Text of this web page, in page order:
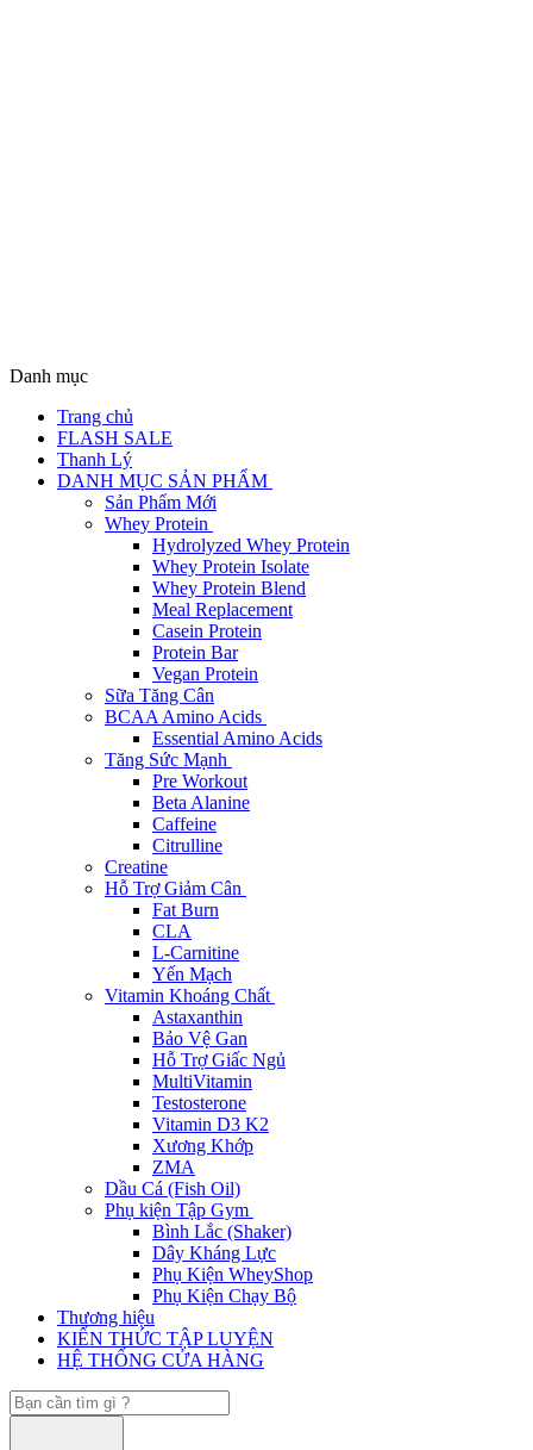
Danh mục
Trang chủ
FLASH SALE
Thanh Lý
DANH MỤC SẢN PHẨM
Sản Phẩm Mới
Whey Protein
Hydrolyzed Whey Protein
Whey Protein Isolate
Whey Protein Blend
Meal Replacement
Casein Protein
Protein Bar
Vegan Protein
Sữa Tăng Cân
BCAA Amino Acids
Essential Amino Acids
Tăng Sức Mạnh
Pre Workout
Beta Alanine
Caffeine
Citrulline
Creatine
Hỗ Trợ Giảm Cân
Fat Burn
CLA
L-Carnitine
Yến Mạch
Vitamin Khoáng Chất
Astaxanthin
Bảo Vệ Gan
Hỗ Trợ Giấc Ngủ
MultiVitamin
Testosterone
Vitamin D3 K2
Xương Khớp
ZMA
Dầu Cá (Fish Oil)
Phụ kiện Tập Gym
Bình Lắc (Shaker)
Dây Kháng Lực
Phụ Kiện WheyShop
Phụ Kiện Chạy Bộ
Thương hiệu
KIẾN THỨC TẬP LUYỆN
HỆ THỐNG CỬA HÀNG